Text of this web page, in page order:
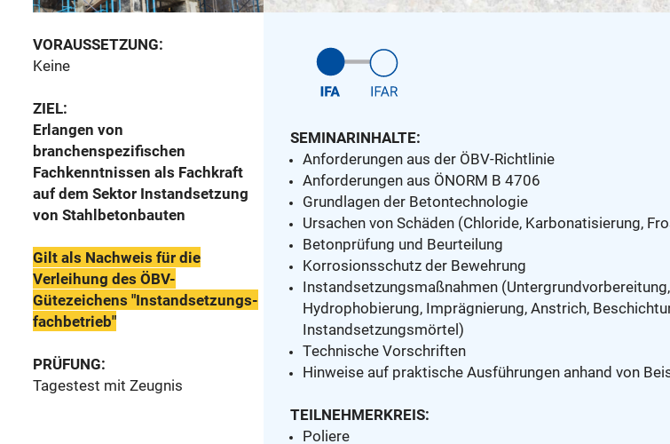
VORAUSSETZUNG:
Keine
ZIEL:
Erlangen von
branchenspezifischen
Fachkenntnissen als Fachkraft
auf dem Sektor Instandsetzung
von Stahlbetonbauten
Gilt als Nachweis für die
Verleihung des ÖBV-
Gütezeichens "Instandsetzungs-
fachbetrieb"
PRÜFUNG:
Tagestest mit Zeugnis
SEMINARINHALTE:
Anforderungen aus der ÖBV-Richtlinie
Anforderungen aus ÖNORM B 4706
Grundlagen der Betontechnologie
Ursachen von Schäden (Chloride, Karbonatisierung,
Betonprüfung und Beurteilung
Korrosionsschutz der Bewehrung
Instandsetzungsmaßnahmen (Untergrundvorbereitung,
Hydrophobierung, Imprägnierung, Anstrich,
Instandsetzungsmörtel)
Technische Vorschriften
Hinweise auf praktische Ausführungen anhand von
TEILNEHMERKREIS:
Poliere